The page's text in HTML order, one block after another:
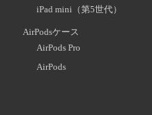
iPad mini（第5世代）
AirPodsケース
AirPods Pro
AirPods